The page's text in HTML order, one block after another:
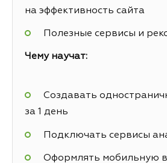
на эффективность сайта
Полезные сервисы и
Чему научат:
Создавать
за 1 день
Подключать сервисы
Оформлять мобильную